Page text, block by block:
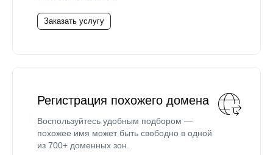
Заказать услугу
Регистрация похожего домена
Воспользуйтесь удобным подбором —
похожее имя может быть свободно в одной
из 700+ доменных зон.